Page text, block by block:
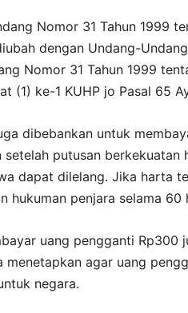
Nomor 31 Tahun 1999
dengan Undang-
Nomor 31 Tahun 1999
(1) ke-1 KUHP jo Pasal 65
dibebankan untuk
putusan berkekuatan
dapat dilelang. Jika harta
hukuman penjara selama 60
uang pengganti Rp300
agar uang
negara.